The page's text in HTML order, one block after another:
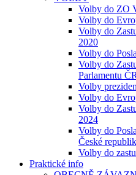
Volby do ZO
Volby do
Volby do
2020
Volby do
Volby do
Parlamentu
Volby
Volby do
Volby do
2024
Volby do
České
Volby do
Praktické info